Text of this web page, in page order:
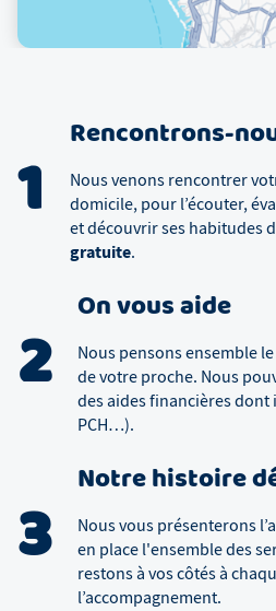
1
Rencontrons-
Nous venons rencontrer
domicile, pour l’écouter,
et découvrir ses habitudes
gratuite.
2
On vous aide
Nous pensons ensemble
de votre proche. Nous
des aides financières dont
PCH…).
3
Notre histoire
Nous vous présenterons
en place l'ensemble des
restons à vos côtés à
l’accompagnement.